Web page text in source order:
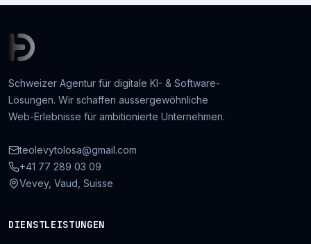
Schweizer Agentur für digitale KI- & Software-
Lösungen. Wir schaffen aussergewöhnliche
Web-Erlebnisse für ambitionierte Unternehmen.
teolevytolosa@gmail.com
+41 77 289 03 09
Vevey, Vaud, Suisse
DIENSTLEISTUNGEN